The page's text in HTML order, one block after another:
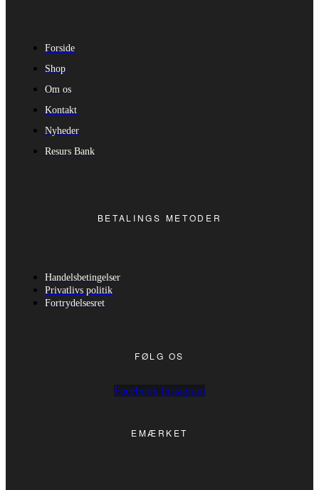
Forside
Shop
Om os
Kontakt
Nyheder
Resurs Bank
BETALINGS METODER
Handelsbetingelser
Privatlivs politik
Fortrydelsesret
FØLG OS
Facebook Instagram
EMÆRKET